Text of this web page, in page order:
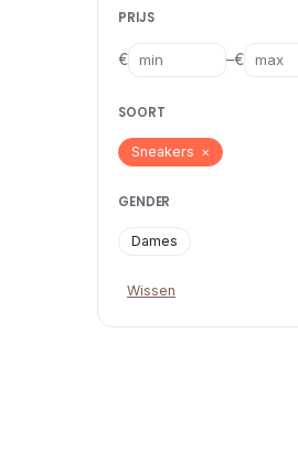
PRIJS
€ –€
SOORT
Sneakers ×
GENDER
Dames
Wissen